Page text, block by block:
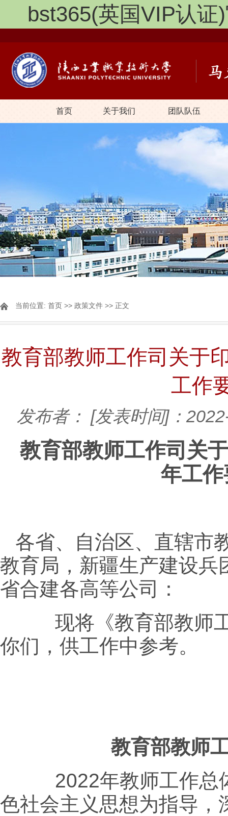
bst365(英国VIP认证
首页 关于我们 团队队伍
当前位置: 首页 >> 政策文件 >> 正文
教育部教师工作司关于
工作
发布者： [发表时间]：
教育部教师工作司关
年工
各省、自治区、直辖市
教育局，新疆生产建设兵
省合建各高等公司：
现将《教育部教师
你们，供工作中参考。
教育部教师
2022年教师工作总
色社会主义思想为指导，